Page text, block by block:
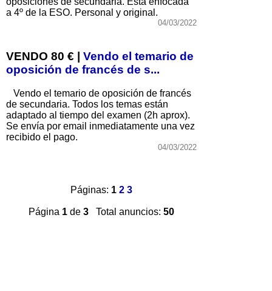
a 4º de la ESO. Personal y original.
04/03/2022
VENDO 80 € | Vendo el temario de
oposición de francés de s...
Vendo el temario de oposición de francés
de secundaria. Todos los temas están
adaptado al tiempo del examen (2h aprox).
Se envía por email inmediatamente una vez
recibido el pago.
04/03/2022
Páginas: 1 2 3
Página 1de 3 Total anuncios: 50